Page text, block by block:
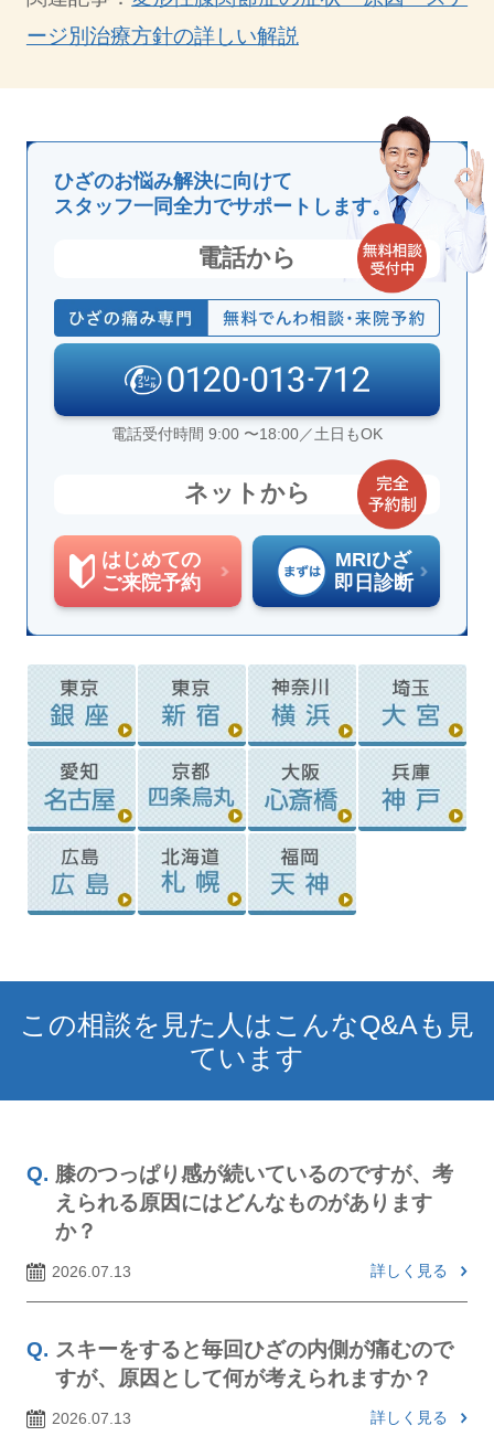
ージ別治療方針の詳しい解説
ひざのお悩み解決に向けて
スタッフ一同全力でサポートします。
電話から
電話受付時間 9:00 〜18:00／土日もOK
ネットから
はじめての
ご来院予約
MRIひざ
即日診断
この相談を見た人はこんなQ&Aも見
ています
膝のつっぱり感が続いているのですが、考
えられる原因にはどんなものがあります
か？
2026.07.13 詳しく見る
スキーをすると毎回ひざの内側が痛むので
すが、原因として何が考えられますか？
2026.07.13 詳しく見る